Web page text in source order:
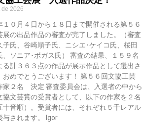
de 2026
１０月４日から１８日まで開催される第５６
展の出品作品の審査が完了しました。（審査
子氏、谷崎順子氏、ニシエ･ケイコ氏、桜田
、ソニア･ボガス氏） 審査の結果、１５９名
る計３６３点の作品が展示作品として選出さ
おめでとうございます！ 第５６回文協工芸
２名 決定 審査委員会は、入選者の中から
協文芸賞の受賞者として、以下の作家を２名
十音順）。受賞者には、それぞれ５千レアル
与されます。 Igor